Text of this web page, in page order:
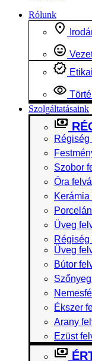
Rólunk
Szolgáltatásaink
Szobor
Óra
Üveg
Üveg
Bútor
Ékszer
Arany
Ezüst